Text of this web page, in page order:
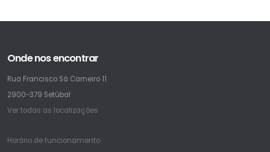
Onde nos encontrar
Rua Francisco Sá Carneiro 11
2900-379 Setúbal
Ver todas as localizações
Horário de funcionamento